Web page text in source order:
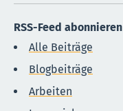
RSS-Feed abonnieren
Alle Beiträge
Blogbeiträge
Arbeiten